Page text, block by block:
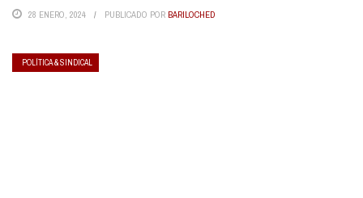
28 ENERO, 2024 PUBLICADO POR BARILOCHED
POLÍTICA & SINDICAL